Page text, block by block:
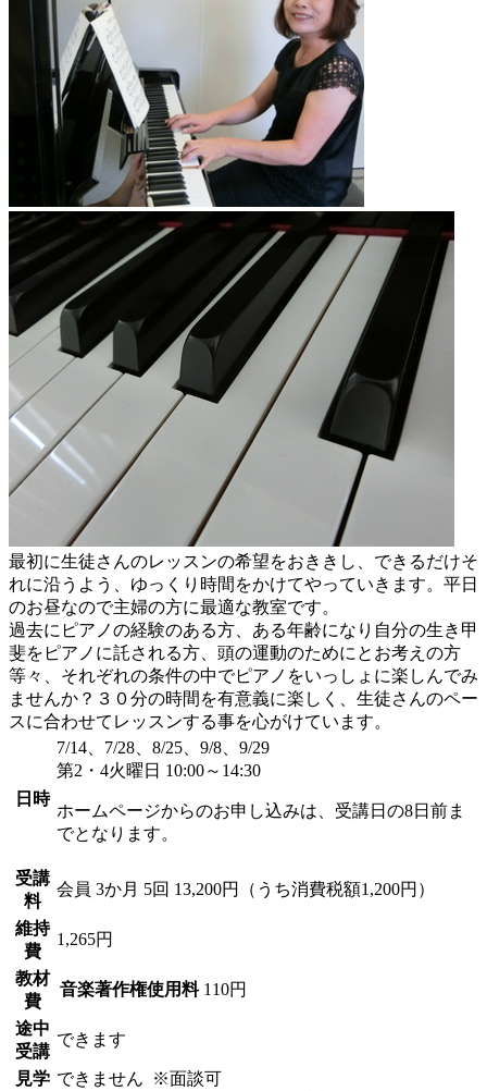
最初に生徒さんのレッスンの希望をおききし、できるだけそ
れに沿うよう、ゆっくり時間をかけてやっていきます。平日
のお昼なので主婦の方に最適な教室です。
過去にピアノの経験のある方、ある年齢になり自分の生き甲
斐をピアノに託される方、頭の運動のためにとお考えの方
等々、それぞれの条件の中でピアノをいっしょに楽しんでみ
ませんか？３０分の時間を有意義に楽しく、生徒さんのペー
スに合わせてレッスンする事を心がけています。
日時
7/14、7/28、8/25、9/8、9/29
第2・4火曜日 10:00～14:30
ホームページからのお申し込みは、受講日の8日前ま
でとなります。
受講
料
会員 3か月 5回 13,200円（うち消費税額1,200円）
維持
費
1,265円
教材
費
音楽著作権使用料 110円
途中
受講
できます
見学 できません ※面談可